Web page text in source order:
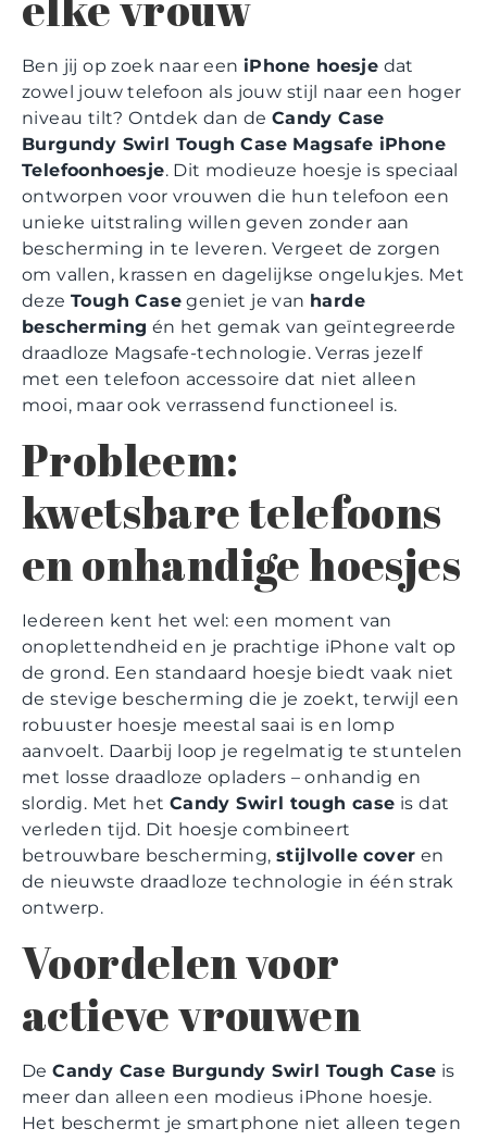
Ben jij op zoek naar een iPhone hoesje dat
zowel jouw telefoon als jouw stijl naar een hoger
niveau tilt? Ontdek dan de Candy Case
Burgundy Swirl Tough Case Magsafe iPhone
Telefoonhoesje. Dit modieuze hoesje is speciaal
ontworpen voor vrouwen die hun telefoon een
unieke uitstraling willen geven zonder aan
bescherming in te leveren. Vergeet de zorgen
om vallen, krassen en dagelijkse ongelukjes. Met
deze Tough Case geniet je van harde
bescherming én het gemak van geïntegreerde
draadloze Magsafe-technologie. Verras jezelf
met een telefoon accessoire dat niet alleen
mooi, maar ook verrassend functioneel is.
Probleem:
kwetsbare telefoons
en onhandige hoesjes
Iedereen kent het wel: een moment van
onoplettendheid en je prachtige iPhone valt op
de grond. Een standaard hoesje biedt vaak niet
de stevige bescherming die je zoekt, terwijl een
robuuster hoesje meestal saai is en lomp
aanvoelt. Daarbij loop je regelmatig te stuntelen
met losse draadloze opladers – onhandig en
slordig. Met het Candy Swirl tough case is dat
verleden tijd. Dit hoesje combineert
betrouwbare bescherming, stijlvolle cover en
de nieuwste draadloze technologie in één strak
ontwerp.
Voordelen voor
actieve vrouwen
DeCandy Case Burgundy Swirl Tough Case is
meer dan alleen een modieus iPhone hoesje.
Het beschermt je smartphone niet alleen tegen